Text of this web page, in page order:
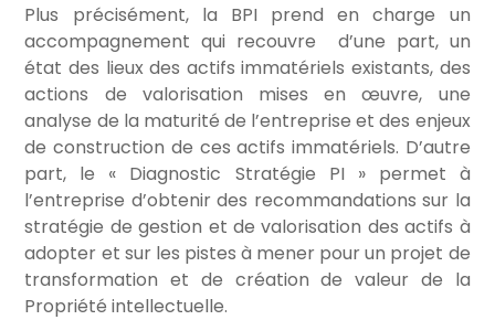
Plus précisément, la BPI prend en charge un
accompagnement qui recouvre d’une part, un
état des lieux des actifs immatériels existants, des
actions de valorisation mises en œuvre, une
analyse de la maturité de l’entreprise et des enjeux
de construction de ces actifs immatériels. D’autre
part, le « Diagnostic Stratégie PI » permet à
l’entreprise d’obtenir des recommandations sur la
stratégie de gestion et de valorisation des actifs à
adopter et sur les pistes à mener pour un projet de
transformation et de création de valeur de la
Propriété intellectuelle.